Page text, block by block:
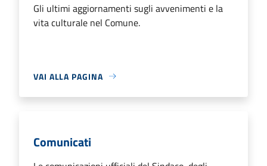
Gli ultimi aggiornamenti sugli avvenimenti e la
vita culturale nel Comune.
VAI ALLA PAGINA
Comunicati